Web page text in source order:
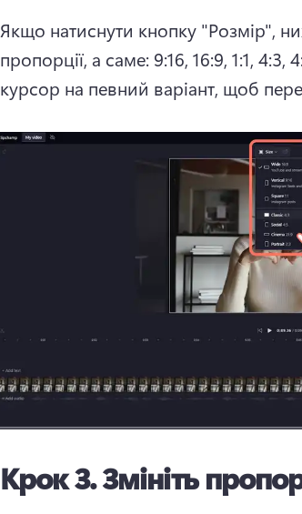
Якщо натиснути кнопку "Розмір",
пропорції, а саме: 9:16, 16:9, 1:1, 4:3,
курсор на певний варіант, щоб
Крок 3.Змініть